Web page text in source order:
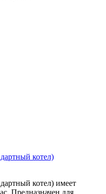
котел)
котел) имеет
Предназначен для